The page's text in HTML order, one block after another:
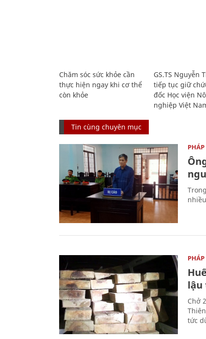
Chăm sóc sức khỏe cần
thực hiện ngay khi cơ thể
còn khỏe
GS.TS Nguyễn
tiếp tục giữ
đốc Học viện
nghiệp Việt
Tin cùng chuyên mục
lậu
Chở
tức